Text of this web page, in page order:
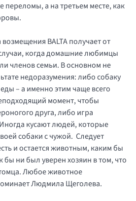
а на третьем месте, как
BALTA получает от
когда домашние любимцы
членов семьи. В основном не
недоразумения: либо собаку
– а именно этим чаще всего
момент, чтобы
друга, либо игра
кусают людей, которые
собаки с чужой. Следует
и остается животным, каким бы
ни был уверен хозяин в том, что
Любое животное
Людмила Щеголева.